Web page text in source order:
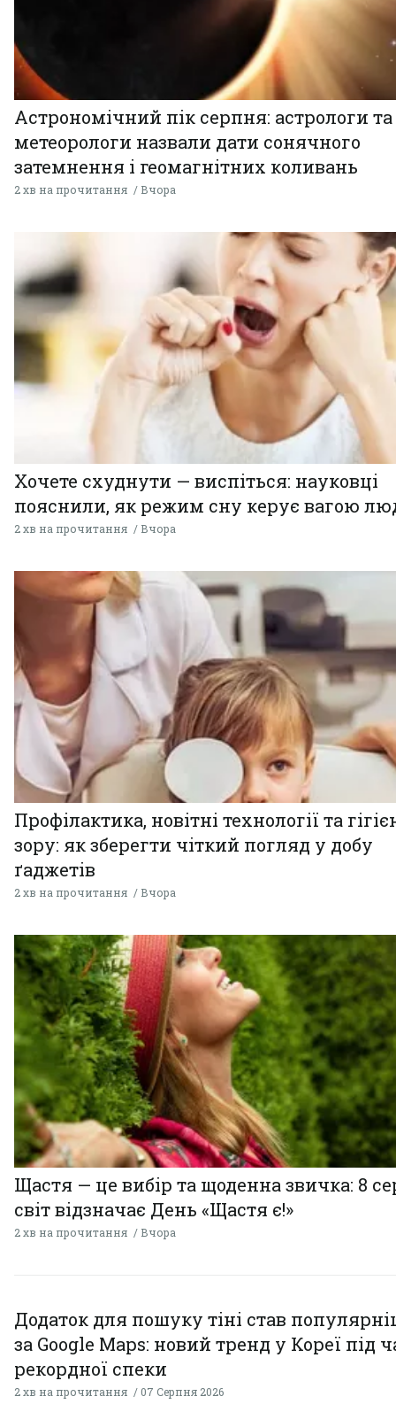
Астрономічний пік серпня: астрологи та
метеорологи назвали дати сонячного
затемнення і геомагнітних коливань
2 хв на прочитання Вчора
Хочете схуднути — виспіться: науковці
пояснили, як режим сну керує вагою
2 хв на прочитання Вчора
Профілактика, новітні технології та
зору: як зберегти чіткий погляд у добу
ґаджетів
2 хв на прочитання Вчора
Щастя — це вибір та щоденна звичка: 8
світ відзначає День «Щастя є!»
2 хв на прочитання Вчора
Додаток для пошуку тіні став
за Google Maps: новий тренд у Кореї під
рекордної спеки
2 хв на прочитання 07 Серпня 2026